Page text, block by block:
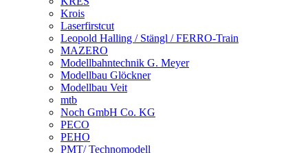
Krois
Laserfirstcut
Leopold Halling / Stängl / FERRO-Train
MAZERO
Modellbahntechnik G. Meyer
Modellbau Glöckner
Modellbau Veit
mtb
Noch GmbH Co. KG
PECO
PEHO
PMT/ Technomodell